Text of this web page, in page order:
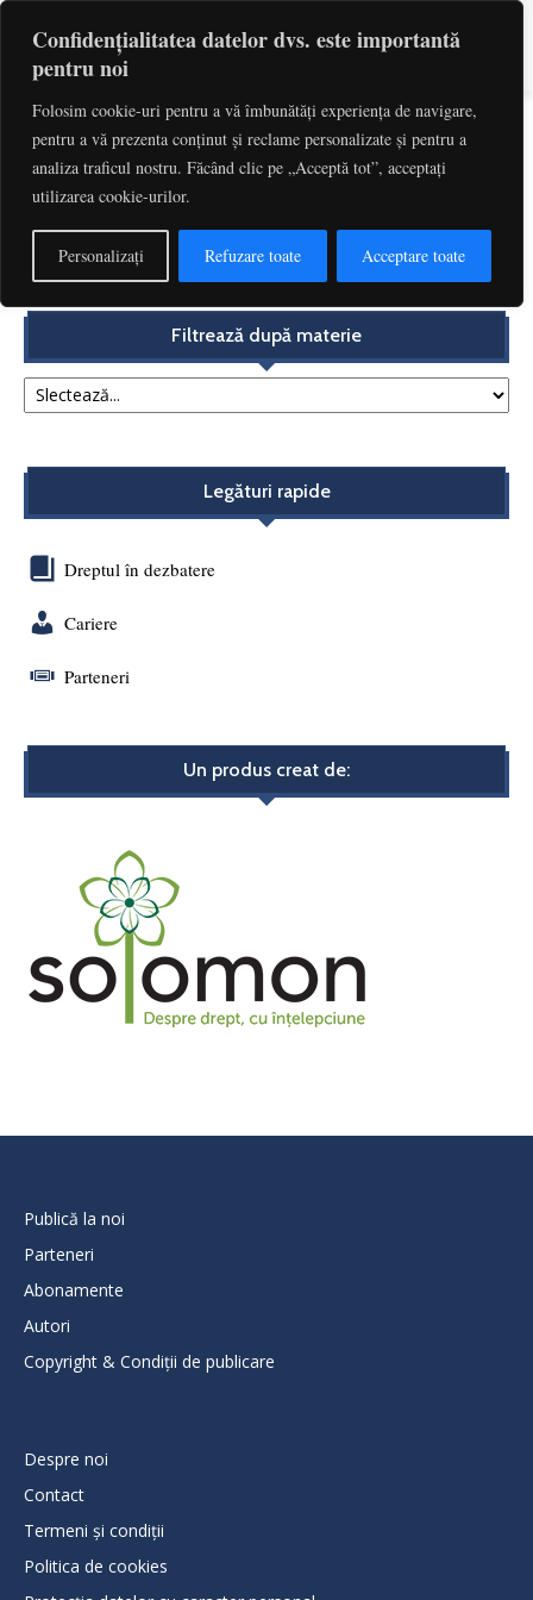
Confidențialitatea datelor dvs. este importantă
pentru noi
Folosim cookie-uri pentru a vă îmbunătăți experiența de navigare,
pentru a vă prezenta conținut și reclame personalizate și pentru a
analiza traficul nostru. Făcând clic pe „Acceptă tot”, acceptați
utilizarea cookie-urilor.
Personalizați Refuzare toate Acceptare toate
Etichetă: Reglementare
Autoritatea părintească: un recurs la morală, o
iminentă reformare | Maria‐Cristina Vaida
Redactia - aprilie 2, 2019
Filtrează după materie
Legături rapide
Dreptul în dezbatere
Cariere
Parteneri
Un produs creat de:
Publică la noi
Parteneri
Abonamente
Autori
Copyright & Condiții de publicare
Despre noi
Contact
Termeni și condiții
Politica de cookies